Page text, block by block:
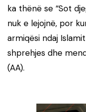
ka thënë se “Sot
nuk e lejojnë, por
armiqësi ndaj
shprehjes dhe
(AA).